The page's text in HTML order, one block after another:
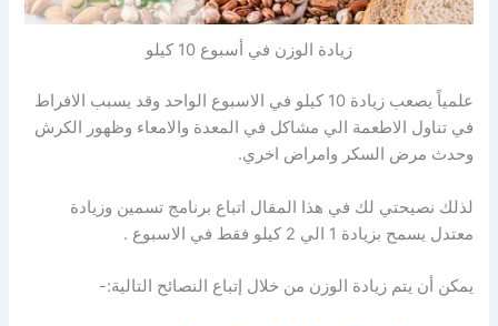
زيادة الوزن في أسبوع 10 كيلو
علمياً يصعب زيادة 10 كيلو في الاسبوع الواحد وقد يسبب الافراط
في تناول الاطعمة الي مشاكل في المعدة والامعاء وظهور الكرش
وحدث مرض السكر وامراض اخري.
لذلك نصيحتي لك في هذا المقال اتباع برنامج تسمين وزيادة
معتدل يسمح بزيادة 1 الي 2 كيلو فقط في الاسبوع .
يمكن أن يتم زيادة الوزن من خلال إتباع النصائح التالية:-